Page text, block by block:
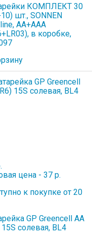
КОМПЛЕКТ 30
шт., SONNEN
AA+ААА
в коробке,
цена - 37 р.
к покупке от 20
GP Greencell AA
15S солевая, BL4